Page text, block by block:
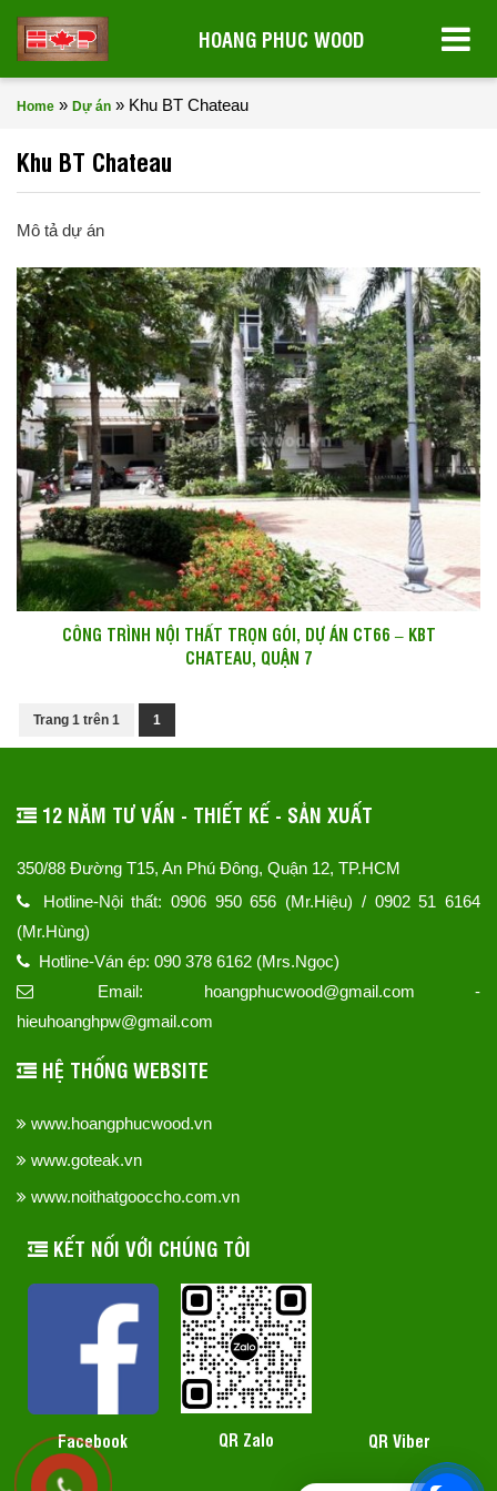
HOANG PHUC WOOD
Home » Dự án » Khu BT Chateau
Khu BT Chateau
Mô tả dự án
CÔNG TRÌNH NỘI THẤT TRỌN GÓI, DỰ ÁN CT66 – KBT
CHATEAU, QUẬN 7
Trang 1 trên 1 1
12 NĂM TƯ VẤN - THIẾT KẾ - SẢN XUẤT
350/88 Đường T15, An Phú Đông, Quận 12, TP.HCM
Hotline-Nội thất: 0906 950 656 (Mr.Hiệu) / 0902 51 6164
(Mr.Hùng)
Hotline-Ván ép: 090 378 6162 (Mrs.Ngọc)
Email: hoangphucwood@gmail.com -
hieuhoanghpw@gmail.com
HỆ THỐNG WEBSITE
www.hoangphucwood.vn
www.goteak.vn
www.noithatgooccho.com.vn
KẾT NỐI VỚI CHÚNG TÔI
Facebook QR Zalo QR Viber